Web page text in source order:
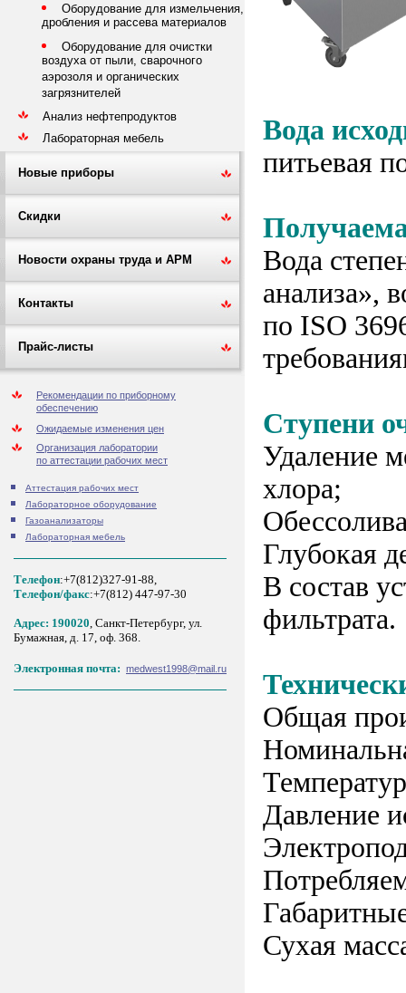
Оборудование для измельчения,
дробления и рассева материалов
Оборудование для очистки
воздуха от пыли, сварочного
аэрозоля и органических
загрязнителей
Анализ нефтепродуктов
Лабораторная мебель
Новые приборы
Скидки
Новости охраны труда и АРМ
Контакты
Прайс-листы
Рекомендации по приборному
обеспечению
Ожидаемые изменения цен
Организация лаборатории
по аттестации рабочих мест
Аттестация рабочих мест
Лабораторное оборудование
Газоанализаторы
Лабораторная мебель
Телефон:+7(812)327-91-88,
Tелефон/факс:+7(812) 447-97-30
Адрес: 190020, Санкт-Петербург, ул.
Бумажная, д. 17, оф. 368.
Электронная почта: medwest1998@mail.ru
Вода
питьевая
Вода
анализа»,
по ISO
Ступени
Удаление
хлора;
Глубокая
В состав
фильтрата.
Общая
Давление
Сухая